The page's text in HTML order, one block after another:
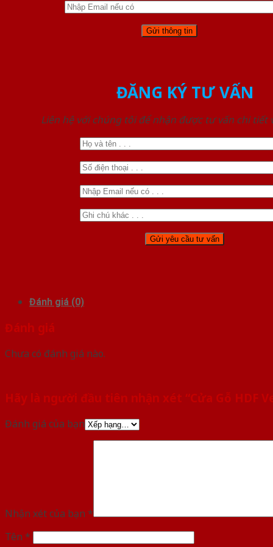
ĐĂNG KÝ TƯ VẤN
Liên hệ với chúng tôi để nhận được tư vấn chi tiết
Đánh giá (0)
Đánh giá
Chưa có đánh giá nào.
Hãy là người đầu tiên nhận xét “Cửa Gỗ HDF
Đánh giá của bạn
Nhận xét của bạn *
Tên *